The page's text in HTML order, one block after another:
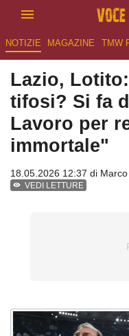
NOTIZIE MAGAZINE TMW
Lazio,
tifosi? Si fa
Lavoro per
immortale"
18.05.2026 12:37 di
VEDI LETTURE